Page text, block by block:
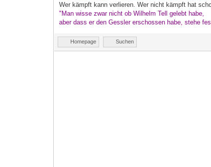
Wer kämpft kann verlieren. Wer nicht kämpft hat
"Man wisse zwar nicht ob Wilhelm Tell gelebt habe,
aber dass er den Gessler erschossen habe, stehe
Homepage Suchen